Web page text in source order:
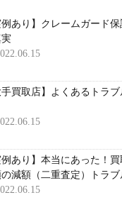
例あり】クレームガード保
手買取店】よくあるトラブ
例あり】本当にあった！買
減額（二重査定）トラブ